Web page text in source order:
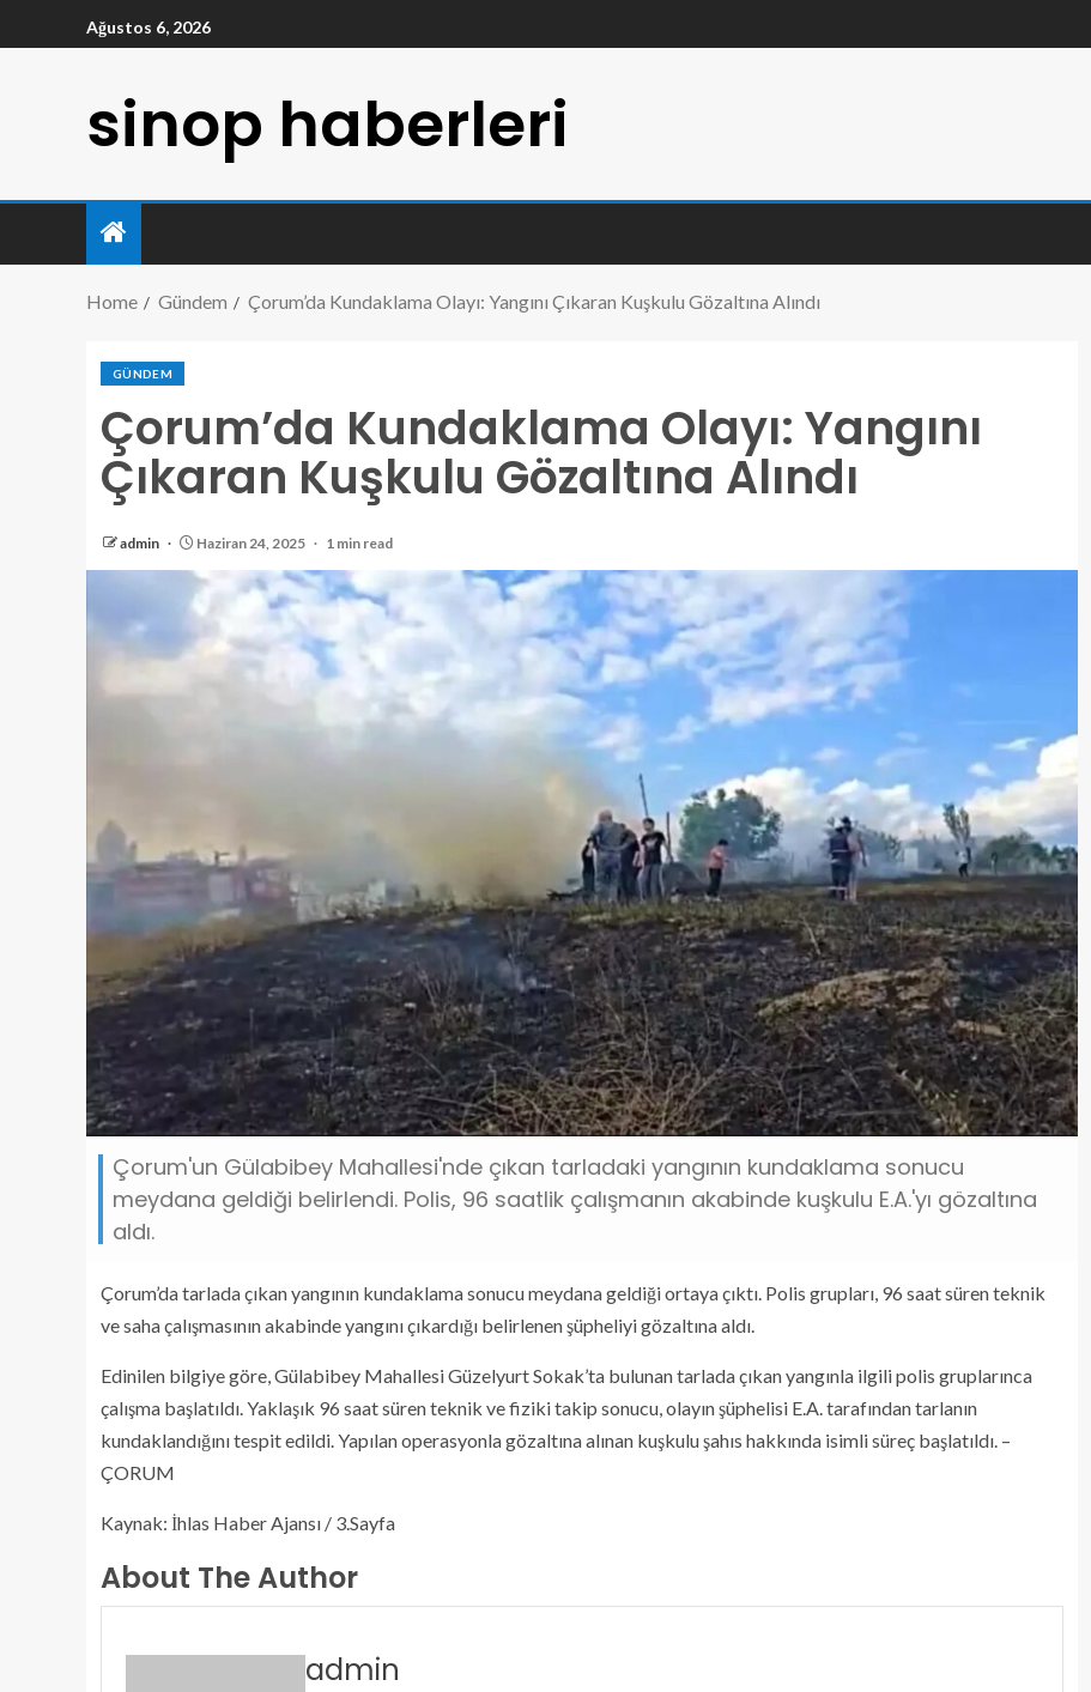
Ağustos 6, 2026
sinop haberleri
Home Gündem Çorum’da Kundaklama Olayı: Yangını Çıkaran Kuşkulu Gözaltına Alındı
GÜNDEM
Çorum’da Kundaklama Olayı: Yangını
Çıkaran Kuşkulu Gözaltına Alındı
admin Haziran 24, 2025 1 min read
Çorum'un Gülabibey Mahallesi'nde çıkan tarladaki yangının kundaklama sonucu
meydana geldiği belirlendi. Polis, 96 saatlik çalışmanın akabinde kuşkulu E.A.'yı gözaltına
aldı.
Çorum’da tarlada çıkan yangının kundaklama sonucu meydana geldiği ortaya çıktı. Polis grupları, 96 saat süren teknik
ve saha çalışmasının akabinde yangını çıkardığı belirlenen şüpheliyi gözaltına aldı.
Edinilen bilgiye göre, Gülabibey Mahallesi Güzelyurt Sokak’ta bulunan tarlada çıkan yangınla ilgili polis gruplarınca
çalışma başlatıldı. Yaklaşık 96 saat süren teknik ve fiziki takip sonucu, olayın şüphelisi E.A. tarafından tarlanın
kundaklandığını tespit edildi. Yapılan operasyonla gözaltına alınan kuşkulu şahıs hakkında isimli süreç başlatıldı. –
ÇORUM
Kaynak: İhlas Haber Ajansı / 3.Sayfa
About The Author
admin